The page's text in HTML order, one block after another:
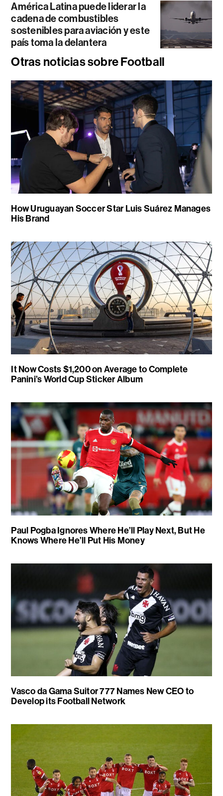
América Latina puede liderar la
cadena de combustibles
sostenibles para aviación y este
país toma la delantera
Otras noticias sobre Football
How Uruguayan Soccer Star Luis Suárez Manages
His Brand
It Now Costs $1,200 on Average to Complete
Panini’s World Cup Sticker Album
Paul Pogba Ignores Where He’ll Play Next, But He
Knows Where He’ll Put His Money
Vasco da Gama Suitor 777 Names New CEO to
Develop its Football Network